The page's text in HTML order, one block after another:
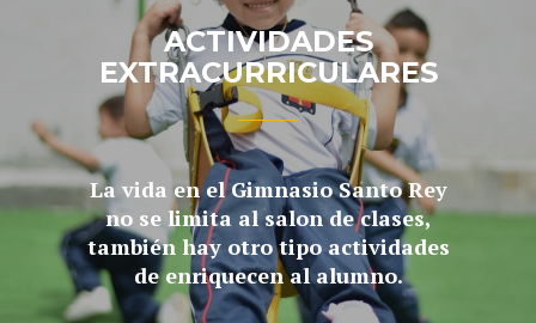
ACTIVIDADES
EXTRACURRICULARES
La vida en el Gimnasio Santo Rey
no se limita al salon de clases,
también hay otro tipo actividades
de enriquecen al alumno.